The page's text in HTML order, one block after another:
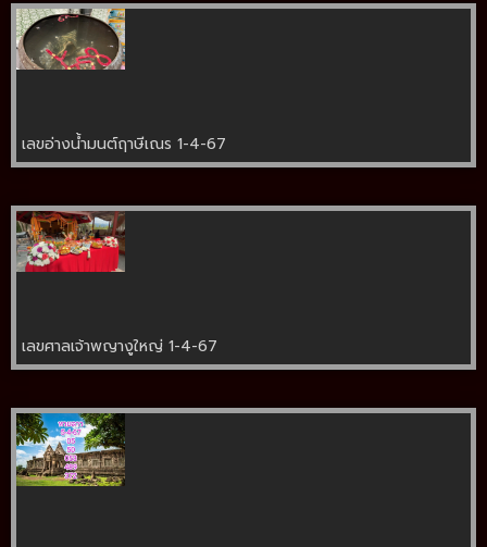
เลขอ่างน้ำมนต์ฤาษีเณร 1-4-67
เลขศาลเจ้าพญางูใหญ่ 1-4-67